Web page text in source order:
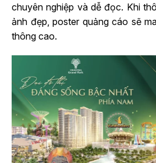
chuyên nghiệp và dễ đọc. Khi
ảnh đẹp, poster quảng cáo sẽ
thông cao.